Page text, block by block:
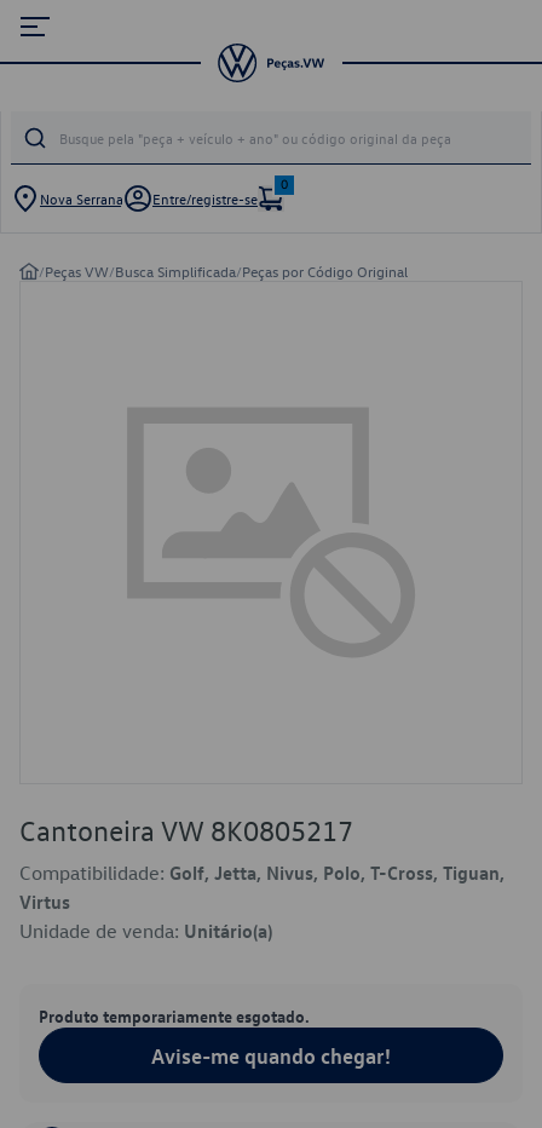
Nova Serrana Entre/registre-se
0
/Peças VW/Busca Simplificada/Peças por Código Original
Cantoneira VW 8K0805217
Compatibilidade: Golf, Jetta, Nivus, Polo, T-Cross, Tiguan,
Virtus
Unidade de venda: Unitário(a)
Produto temporariamente esgotado.
Avise-me quando chegar!